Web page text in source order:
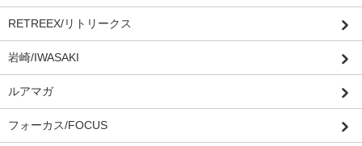
RETREEX/リトリークス
岩崎/IWASAKI
ルアマガ
フォーカス/FOCUS